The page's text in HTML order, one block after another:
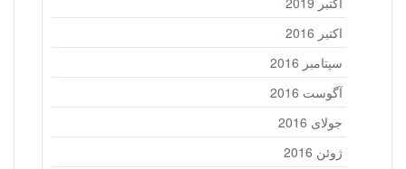
اکتبر 2016
سپتامبر 2016
آگوست 2016
جولای 2016
ژوئن 2016